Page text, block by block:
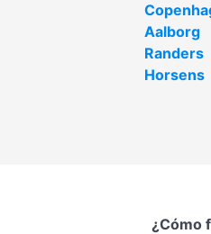
Aalborg
Randers
Horsens
¿Cómo